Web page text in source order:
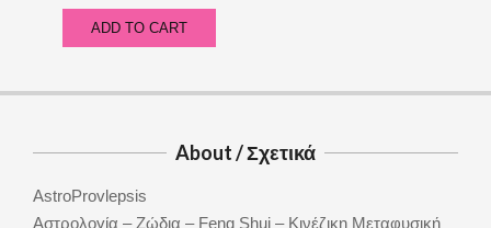
was:
is:
ADD TO CART
variants.
options
About / Σχετικά
AstroProvlepsis
Αστρολογία – Ζώδια – Feng Shui – Κινέζικη Μεταφυσική